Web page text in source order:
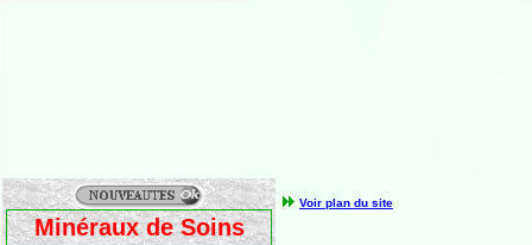
Minéraux de Soins
Voir plan du site